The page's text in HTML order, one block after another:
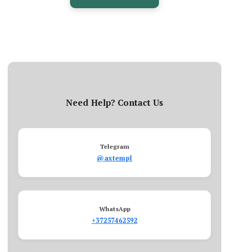
Need Help? Contact Us
Telegram
@axtempl
WhatsApp
+37257462592